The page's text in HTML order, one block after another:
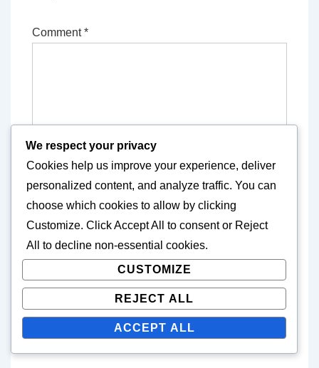
Comment*
Name *
E-mail *
We respect your privacy
Cookies help us improve your experience, deliver
personalized content, and analyze traffic. You can
choose which cookies to allow by clicking
Customize. ClickAccept All to consent or Reject
All
to decline non-essential cookies.
CUSTOMIZE
REJECT ALL
ACCEPT ALL